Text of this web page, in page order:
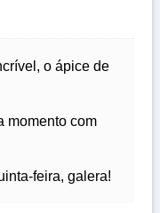
o ápice de
momento com
feira, galera!